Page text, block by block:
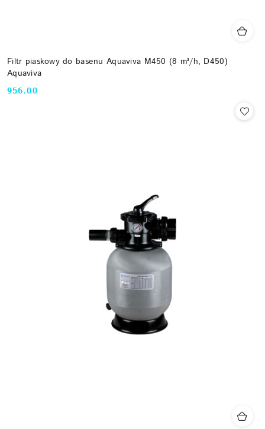
Filtr piaskowy do basenu Aquaviva M450 (8 m³/h, D450)
Aquaviva
Cena:
956.00